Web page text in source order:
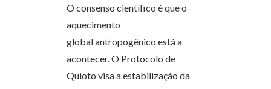
O consenso científico é que o
aquecimento
global antropogênico está a
acontecer. O Protocolo de
Quioto visa a estabilização da